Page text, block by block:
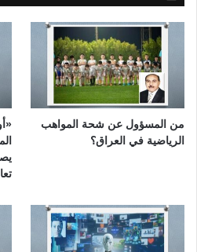
من المسؤول عن شحة المواهب
الرياضية في العراق؟